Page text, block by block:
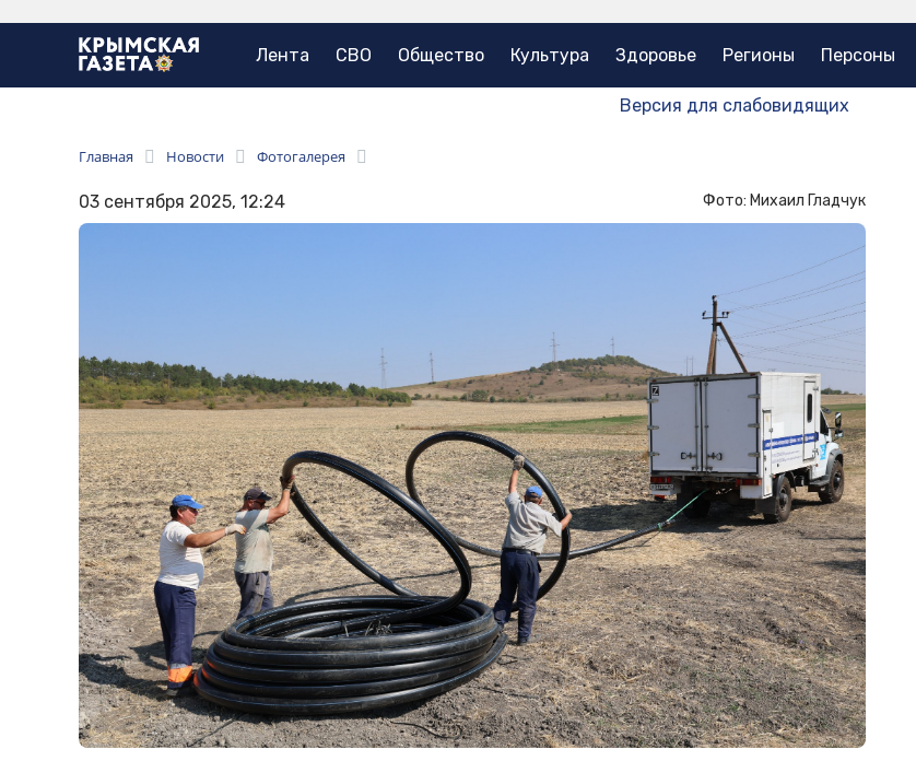
Лента СВО Общество Культура Здоровье Регионы Персоны
Версия для слабовидящих
Главная Новости Фотогалерея
03 сентября 2025, 12:24 Фото: Михаил Гладчук